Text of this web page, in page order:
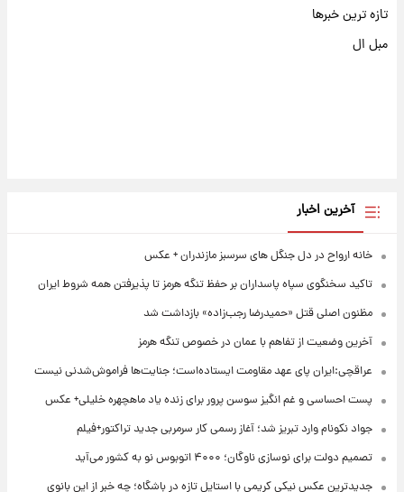
تازه ترین خبرها
مبل ال
آخرین اخبار
خانه ارواح در دل جنگل های سرسبز مازندران + عکس
تاکید سخنگوی سپاه پاسداران بر حفظ تنگه هرمز تا پذیرفتن همه شروط ایران
مظنون اصلی قتل «حمیدرضا رجب‌زاده» بازداشت شد
آخرین وضعیت از تفاهم با عمان در خصوص تنگه هرمز
عراقچی:ایران پای عهد مقاومت ایستاده‌است؛ جنایت‌ها فراموش‌شدنی نیست
پست احساسی و غم انگیز سوسن پرور برای زنده یاد ماهچهره خلیلی+ عکس
جواد نکونام وارد تبریز شد؛ آغاز رسمی کار سرمربی جدید تراکتور+فیلم
تصمیم دولت برای نوسازی ناوگان؛ ۴۰۰۰ اتوبوس نو به کشور می‌آید
جدیدترین عکس نیکی کریمی با استایل تازه در باشگاه؛ چه خبر از این بانوی